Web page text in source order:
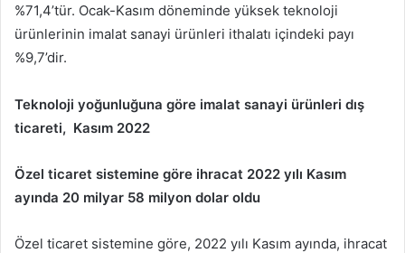
%71,4’tür. Ocak-Kasım döneminde yüksek teknoloji
ürünlerinin imalat sanayi ürünleri ithalatı içindeki payı
%9,7’dir.
Teknoloji yoğunluğuna göre imalat sanayi ürünleri dış
ticareti, Kasım 2022
Özel ticaret sistemine göre ihracat 2022 yılı Kasım
ayında 20 milyar 58 milyon dolar oldu
Özel ticaret sistemine göre, 2022 yılı Kasım ayında, ihracat